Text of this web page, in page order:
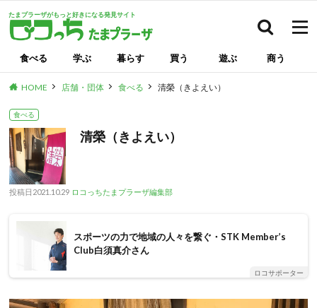
たまプラーザがもっと好きになる発見サイト
食べる 学ぶ 暮らす 買う 遊ぶ 商う
HOME 店舗・団体 食べる 清榮（きよえい）
食べる
清榮（きよえい）
投稿日 2021.10.29 ロコっちたまプラーザ編集部
スポーツの力で地域の人々を繋ぐ・STK Member’s
Club白須真介さん
ロコサポーター